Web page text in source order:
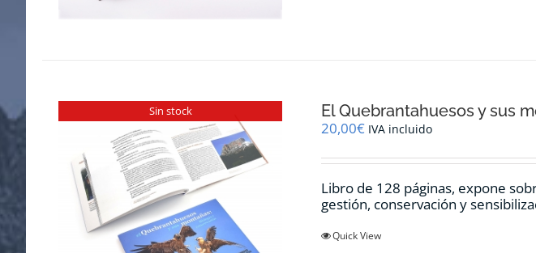
Sin stock El Quebrantahuesos y sus
20,00€ IVA incluido
Libro de 128 páginas, expone
gestión, conservación y
Quick View